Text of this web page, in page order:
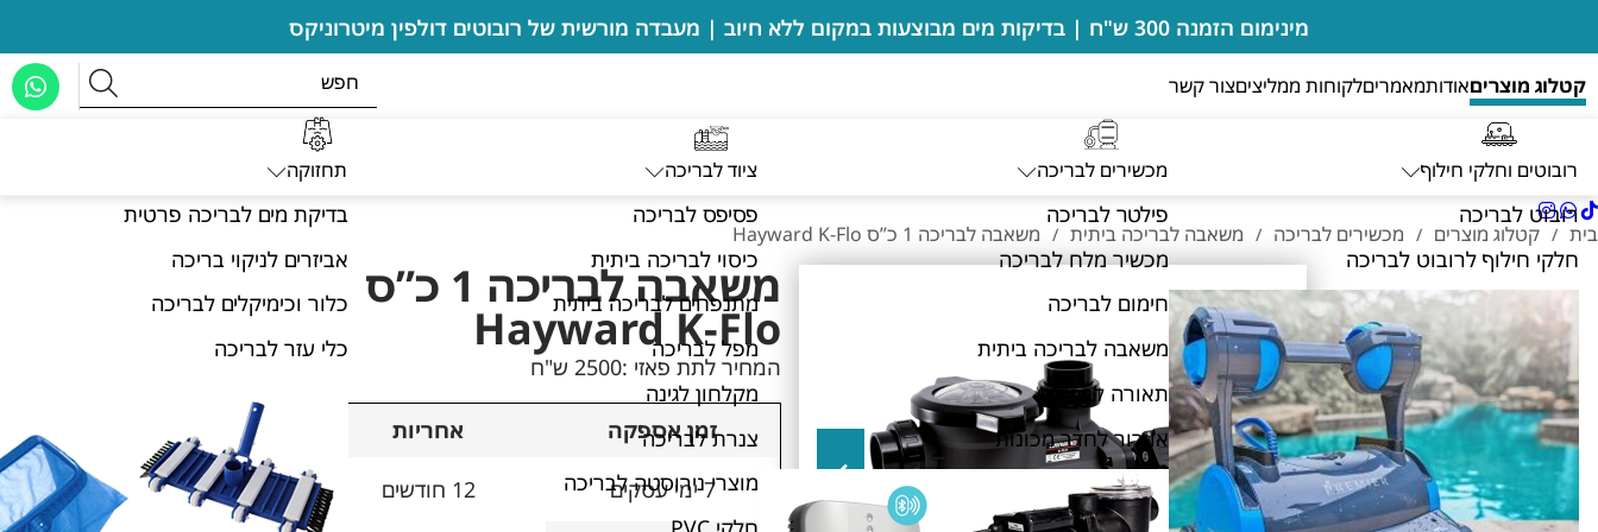
מינימום הזמנה 300 ש"ח | בדיקות מים מבוצעות במקום ללא חיוב | מעבדה מורשית של רובוטים דולפין מיטרוניקס
קטלוג מוצריםאודותמאמריםלקוחות ממליציםצור קשר
רובוטים וחלקי חילוף
רובוט לבריכה
חלקי חילוף לרובוט לבריכה
מכשירים לבריכה
פילטר לבריכה
מכשיר מלח לבריכה
חימום לבריכה
משאבה לבריכה ביתית
תאורה לבריכה
אוורור לחדר מכונות
ציוד לבריכה
פסיפס לבריכה
כיסוי לבריכה ביתית
מתנפחים לבריכה ביתית
מפל לבריכה
מקלחון לגינה
צנרת לבריכה
מוצרי נירוסטה לבריכה
תחזוקה
בדיקת מים לבריכה פרטית
אביזרים לניקוי בריכה
כלור וכימיקלים לבריכה
כלי עזר לבריכה
בית / קטלוג מוצרים / מכשירים לבריכה / משאבה לבריכה ביתית / משאבה לבריכה 1 כ”ס Hayward K-Flo
משאבה לבריכה 1 כ”ס
Hayward K-Flo
המחיר לתת פאזי :2500 ש"ח
זמן אספקה
7 ימי עסקים
אחריות
12 חודשים